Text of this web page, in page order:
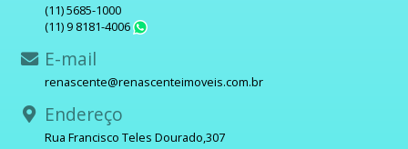
(11) 5685-1000
(11) 9 8181-4006
E-mail
renascente@renascenteimoveis.com.br
Endereço
Rua Francisco Teles Dourado,307